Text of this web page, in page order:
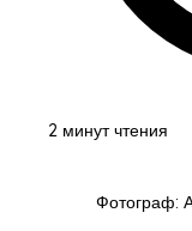
2 минут чтения
Фотограф: